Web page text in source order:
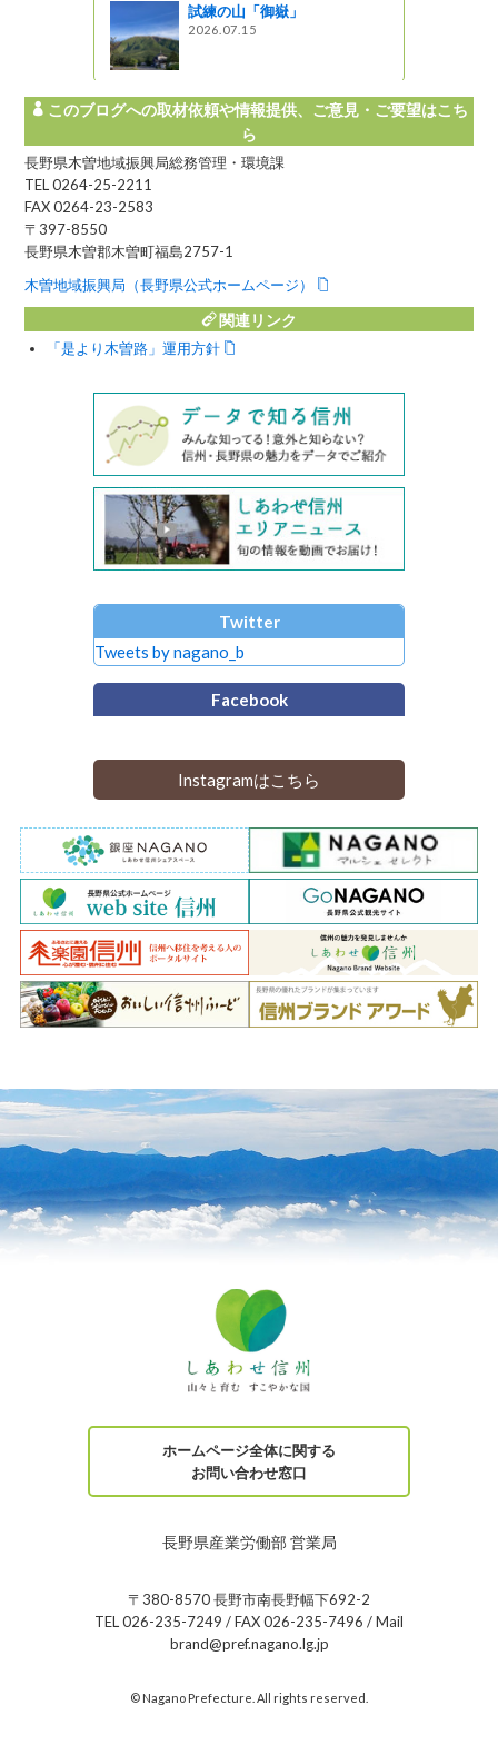
試練の山「御嶽」
2026.07.15
このブログへの取材依頼や情報提供、ご意見・ご要望はこち
ら
長野県木曽地域振興局総務管理・環境課
TEL 0264-25-2211
FAX 0264-23-2583
〒397-8550
長野県木曽郡木曽町福島2757-1
木曽地域振興局（長野県公式ホームページ）
関連リンク
「是より木曽路」運用方針
Twitter
Tweets by nagano_b
Facebook
Instagramはこちら
ホームページ全体に関する
お問い合わせ窓口
長野県産業労働部 営業局
〒380-8570 長野市南長野幅下692-2
TEL 026-235-7249 / FAX 026-235-7496 / Mail
brand@pref.nagano.lg.jp
© Nagano Prefecture. All rights reserved.